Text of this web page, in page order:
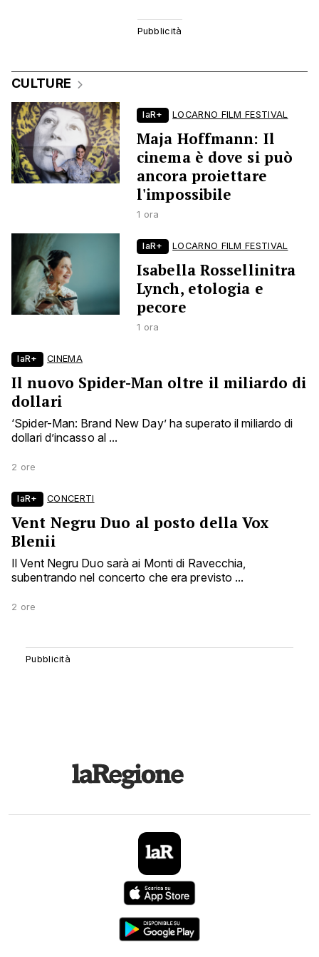
CULTURE
laR+ LOCARNO FILM FESTIVAL
Maja Hoffmann: Il
cinema è dove si può
ancora proiettare
l'impossibile
1 ora
laR+ LOCARNO FILM FESTIVAL
Isabella Rossellinitra
Lynch, etologia e
pecore
1 ora
laR+ CINEMA
Il nuovo Spider-Man oltre il miliardo di
dollari
‘Spider-Man: Brand New Day’ ha superato il miliardo di
dollari d’incasso al ...
2 ore
laR+ CONCERTI
Vent Negru Duo al posto della Vox
Blenii
Il Vent Negru Duo sarà ai Monti di Ravecchia,
subentrando nel concerto che era previsto ...
2 ore